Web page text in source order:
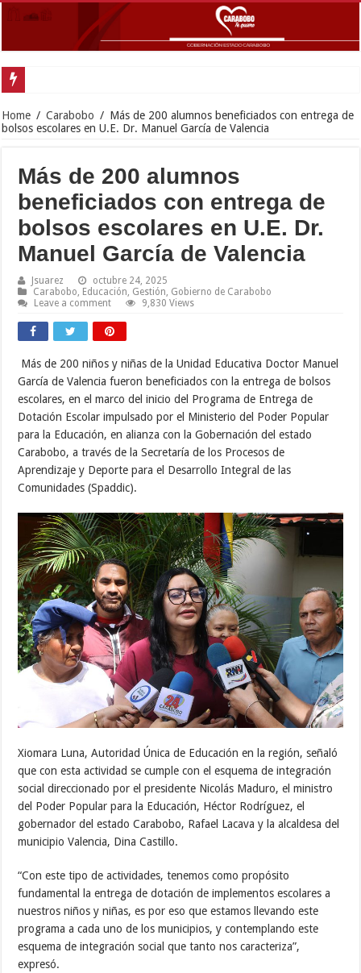
Home / Carabobo / Más de 200 alumnos beneficiados con entrega de
bolsos escolares en U.E. Dr. Manuel García de Valencia
Más de 200 alumnos
beneficiados con entrega de
bolsos escolares en U.E. Dr.
Manuel García de Valencia
Jsuarez
octubre 24, 2025
Carabobo Educación Gestión Gobierno de Carabobo
Leave a comment
9,830 Views
Más de 200 niños y niñas de la Unidad Educativa Doctor Manuel
García de Valencia fueron beneficiados con la entrega de bolsos
escolares, en el marco del inicio del Programa de Entrega de
Dotación Escolar impulsado por el Ministerio del Poder Popular
para la Educación, en alianza con la Gobernación del estado
Carabobo, a través de la Secretaría de los Procesos de
Aprendizaje y Deporte para el Desarrollo Integral de las
Comunidades (Spaddic).
Xiomara Luna, Autoridad Única de Educación en la región, señaló
que con esta actividad se cumple con el esquema de integración
social direccionado por el presidente Nicolás Maduro, el ministro
del Poder Popular para la Educación, Héctor Rodríguez, el
gobernador del estado Carabobo, Rafael Lacava y la alcaldesa del
municipio Valencia, Dina Castillo.
“Con este tipo de actividades, tenemos como propósito
fundamental la entrega de dotación de implementos escolares a
nuestros niños y niñas, es por eso que estamos llevando este
programa a cada uno de los municipios, y contemplando este
esquema de integración social que tanto nos caracteriza”,
expresó.